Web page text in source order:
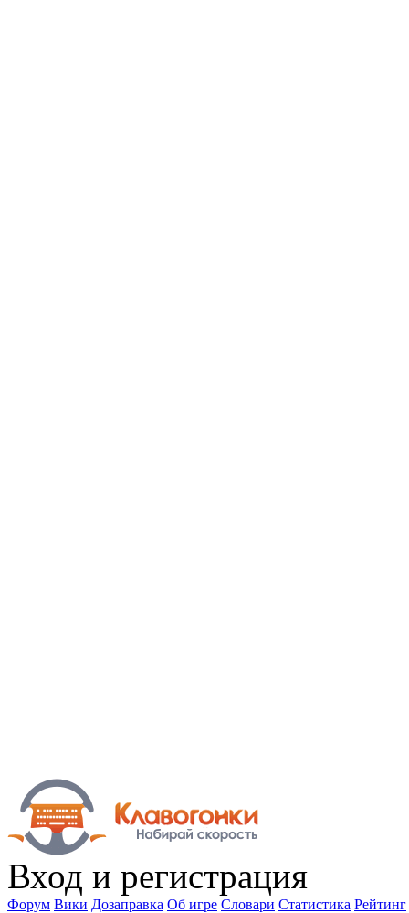
Вход и регистрация
Форум Вики Дозаправка Об игре Словари Статистика Рейтинг